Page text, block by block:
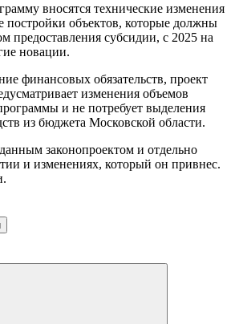
вносятся технические изменения
постройки объектов, которые должны
предоставления субсидии, с 2025 на
новации.
финансовых обязательств, проект
изменения объемов
и не потребует выделения
из бюджета Московской области.
законопроектом и отдельно
и изменениях, который он привнес.